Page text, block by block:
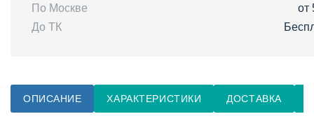
По Москве
от
До ТК
ОПИСАНИЕ ХАРАКТЕРИСТИКИ ДОСТАВКА